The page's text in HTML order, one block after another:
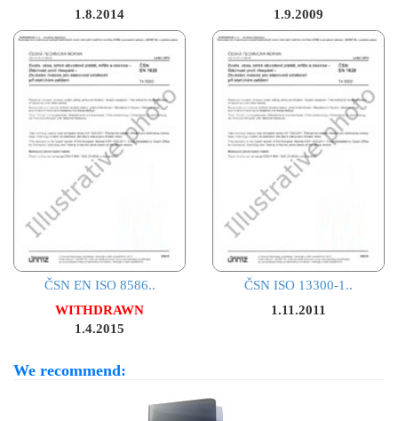
1.8.2014
1.9.2009
ČSN EN ISO 8586..
WITHDRAWN
1.4.2015
ČSN ISO 13300-1..
1.11.2011
We recommend: